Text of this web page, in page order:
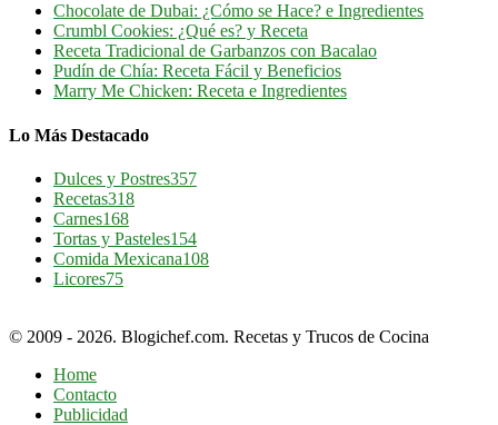
Chocolate de Dubai: ¿Cómo se Hace? e Ingredientes
Crumbl Cookies: ¿Qué es? y Receta
Receta Tradicional de Garbanzos con Bacalao
Pudín de Chía: Receta Fácil y Beneficios
Marry Me Chicken: Receta e Ingredientes
Lo Más Destacado
Dulces y Postres357
Recetas318
Carnes168
Tortas y Pasteles154
Comida Mexicana108
Licores75
© 2009 - 2026. Blogichef.com. Recetas y Trucos de Cocina
Home
Contacto
Publicidad